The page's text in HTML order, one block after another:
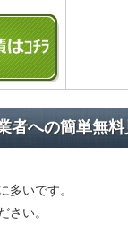
者への簡単無
多いです。
さい。